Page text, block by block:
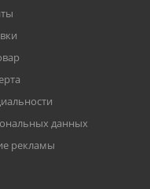
данных
рекламы